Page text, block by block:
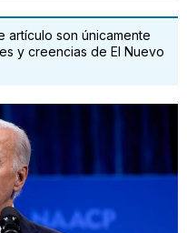
artículo son únicamente
y creencias de El Nuevo